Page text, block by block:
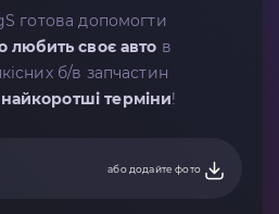
готова допомогти
любить своє авто в
б/в запчастин
терміни!
або додайте фото